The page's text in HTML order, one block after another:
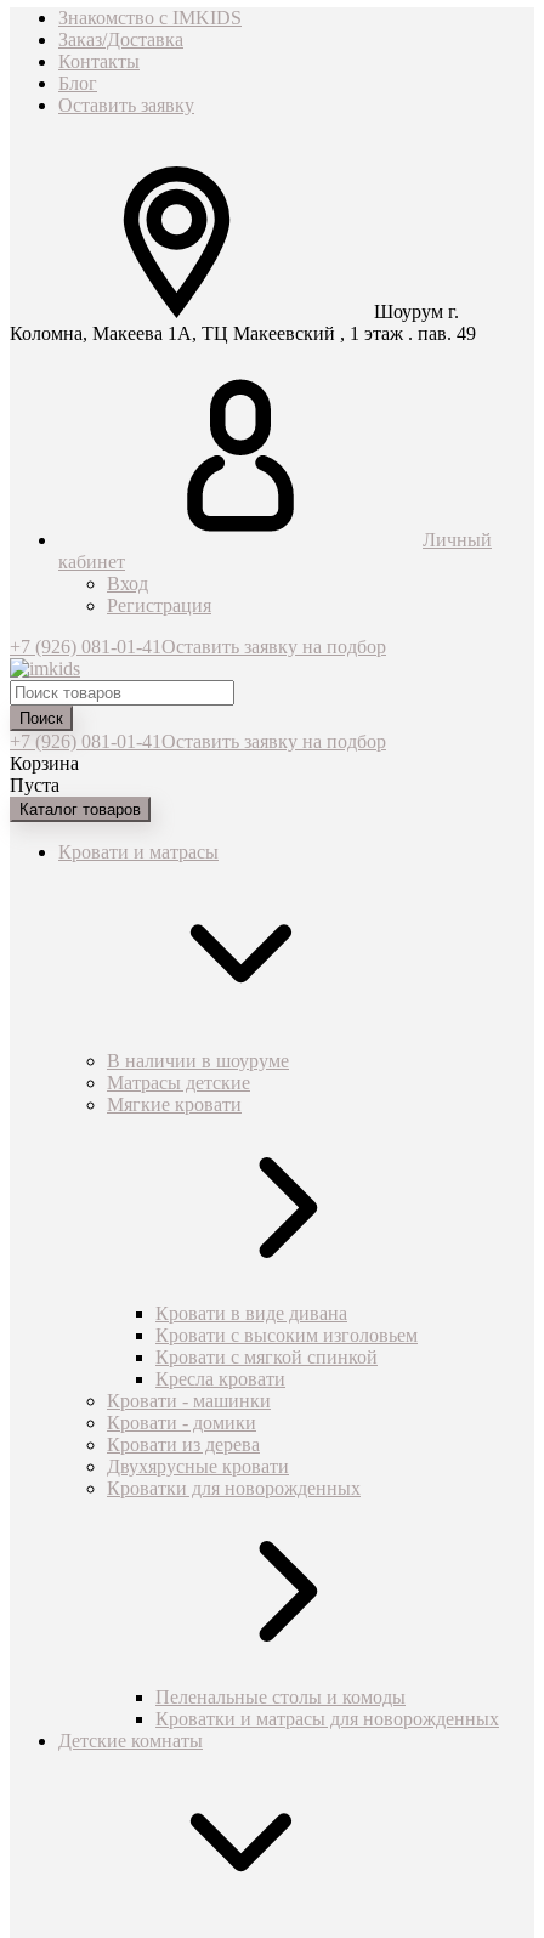
Знакомство с IMKIDS
Заказ/Доставка
Контакты
Блог
Оставить заявку
Шоурум г.
Коломна, Макеева 1А, ТЦ Макеевский , 1 этаж . пав. 49
Личный
кабинет
Вход
Регистрация
+7 (926) 081-01-41Оставить заявку на подбор
Поиск
+7 (926) 081-01-41Оставить заявку на подбор
Корзина
Пуста
Каталог товаров
Кровати и матрасы
В наличии в шоуруме
Матрасы детские
Мягкие кровати
Кровати в виде дивана
Кровати с высоким изголовьем
Кровати с мягкой спинкой
Кресла кровати
Кровати - машинки
Кровати - домики
Кровати из дерева
Двухярусные кровати
Кроватки для новорожденных
Пеленальные столы и комоды
Кроватки и матрасы для новорожденных
Детские комнаты